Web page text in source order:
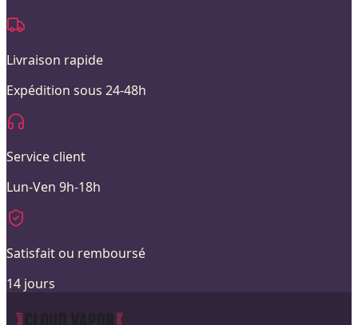
Livraison rapide
Expédition sous 24-48h
Service client
Lun-Ven 9h-18h
Satisfait ou remboursé
14 jours